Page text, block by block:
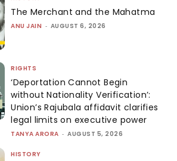
The Merchant and the Mahatma
ANU JAIN - AUGUST 6, 2026
RIGHTS
‘Deportation Cannot Begin
without Nationality Verification’:
Union’s Rajubala affidavit clarifies
legal limits on executive power
TANYA ARORA - AUGUST 5, 2026
HISTORY